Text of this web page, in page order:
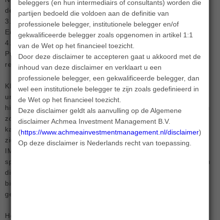
beleggers (en hun intermediairs of consultants) worden die
partijen bedoeld die voldoen aan de definitie van
professionele belegger, institutionele belegger en/of
gekwalificeerde belegger zoals opgenomen in artikel 1:1
van de Wet op het financieel toezicht.
Door deze disclaimer te accepteren gaat u akkoord met de
inhoud van deze disclaimer en verklaart u een
professionele belegger, een gekwalificeerde belegger, dan
wel een institutionele belegger te zijn zoals gedefinieerd in
de Wet op het financieel toezicht.
Deze disclaimer geldt als aanvulling op de Algemene
disclaimer Achmea Investment Management B.V.
(https://www.achmeainvestmentmanagement.nl/disclaimer).
Op deze disclaimer is Nederlands recht van toepassing.
deelnemers;
3. Een kostenefficiënte toegang tot de assetcategorie Private
Equity, ook voor kleinere pensioenfondsen;
4. Uitbesteding naar een impact-gespecialiseerde externe
Private Equity manager, inclusief sturing door Achmea IM op
relevante impactthema’s.
Klimaatverandering en gezondheidsproblemen vormen
urgente uitdagingen die wereldwijd voelbaar zijn. Extreme
hitte, overstromingen en druk op voedselsystemen bedreigen
zowel ecosystemen als de volksgezondheid. Tegelijkertijd
kampen ontwikkelde markten met vergrijzing, toenemende
ziektelast en een overbelaste zorginfrastructuur. Het Achmea
IM PE Partnership Fund – Healthy People & Planet 2025
speelt hierop in door te investeren in innovatieve oplossingen
die bijdragen aan CO₂-reductie, behoud en herstel van
biodiversiteit, voedselzekerheid, preventieve zorg en een
gezonde leefomgeving.
Het fonds biedt institutionele beleggers toegang tot